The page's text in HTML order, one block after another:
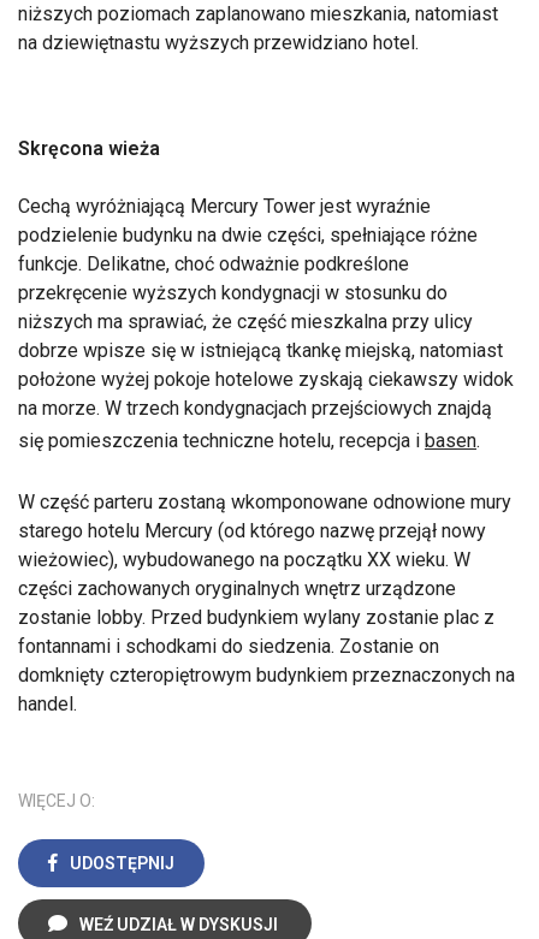
niższych poziomach zaplanowano mieszkania, natomiast
na dziewiętnastu wyższych przewidziano hotel.
Skręcona wieża
Cechą wyróżniającą Mercury Tower jest wyraźnie
podzielenie budynku na dwie części, spełniające różne
funkcje. Delikatne, choć odważnie podkreślone
przekręcenie wyższych kondygnacji w stosunku do
niższych ma sprawiać, że część mieszkalna przy ulicy
dobrze wpisze się w istniejącą tkankę miejską, natomiast
położone wyżej pokoje hotelowe zyskają ciekawszy widok
na morze. W trzech kondygnacjach przejściowych znajdą
się pomieszczenia techniczne hotelu, recepcja i basen.
W część parteru zostaną wkomponowane odnowione mury
starego hotelu Mercury (od którego nazwę przejął nowy
wieżowiec), wybudowanego na początku XX wieku. W
części zachowanych oryginalnych wnętrz urządzone
zostanie lobby. Przed budynkiem wylany zostanie plac z
fontannami i schodkami do siedzenia. Zostanie on
domknięty czteropiętrowym budynkiem przeznaczonych na
handel.
WIĘCEJ O:
UDOSTĘPNIJ
WEŹ UDZIAŁ W DYSKUSJI